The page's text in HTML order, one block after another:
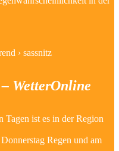
› sassnitz
WetterOnline
Tagen ist es in der Region
Regen und am